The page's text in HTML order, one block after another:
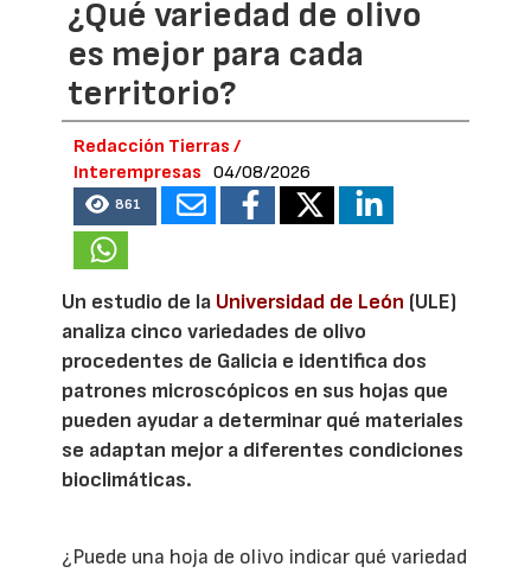
¿Qué variedad de olivo
es mejor para cada
territorio?
Redacción Tierras /
Interempresas
04/08/2026
861
Un estudio de la Universidad de León (ULE)
analiza cinco variedades de olivo
procedentes de Galicia e identifica dos
patrones microscópicos en sus hojas que
pueden ayudar a determinar qué materiales
se adaptan mejor a diferentes condiciones
bioclimáticas.
¿Puede una hoja de olivo indicar qué variedad